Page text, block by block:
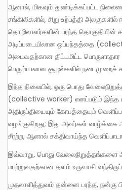
ஆனால், மிகவும் துண்டிக்கப்பட்ட நிலைமையில் உள்ள மதிப்புச்
சங்கிலிகளில், சிறு உற்பத்தி அலகுகளில்
தொழிலாளர்களின் பரந்த தொகுதியின்
அடிப்படையிலான ஒப்பந்தத்தை
அடைவதற்கான திட்டமிட்ட
பெரும்பாலான சூழல்களில் நடைமுறைச்
இந்த நிலையில், ஒரு பொது வேலைநிறுத்தம் “கூட்டுத் தொழிலாளர்”
(collective worker) எனப்படும் இந்த
அதிருப்தியையும் கோபத்தையும்
வழங்குகிறது; இது அவர்கள்
சீரற்ற, ஆனால் சக்திவாய்ந்த
இவ்வாறு, பொது வேலைநிறுத்தங்களை அரசியல் வேலைநிறுத்தங்களாக
மாற்றுவதற்கான தளம் உருவாகி
முதலாளித்துவம் தன்னை பரந்த, நன்கு பிணைந்த அமைப்பாக